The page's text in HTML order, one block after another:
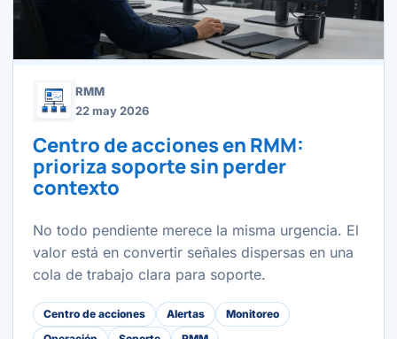
RMM
22 may 2026
Centro de acciones en RMM:
prioriza soporte sin perder
contexto
No todo pendiente merece la misma urgencia. El
valor está en convertir señales dispersas en una
cola de trabajo clara para soporte.
Centro de acciones Alertas
Monitoreo